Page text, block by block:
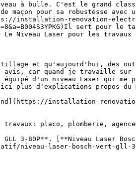
à bulle. C'est le grand
pour sa robustesse avec
installation-renovation-
sert
Niveau Laser pour les travaux
et qu'aujourd'hui, des
avis, car quand je
d'un niveau Laser qui me
plus d'explications propos
installation-
placo, plomberie,
3-80P**. [**Niveau Laser
niveau-laser-bosch-vert-gll-3-